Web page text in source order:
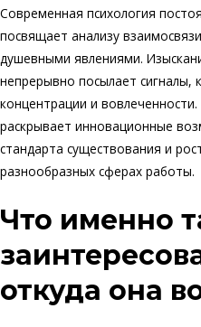
Современная психология
посвящает анализу
душевными явлениями.
непрерывно посылает сигналы,
концентрации и
раскрывает инновационные
стандарта существования и
разнообразных сферах работы.
Что именно
откуда она